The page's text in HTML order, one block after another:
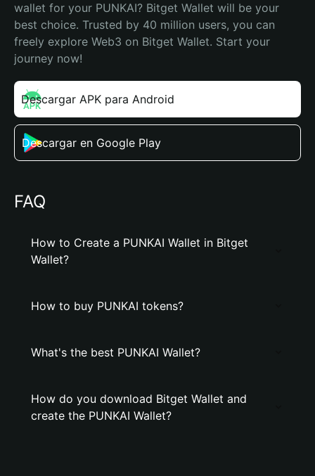
wallet for your PUNKAI? Bitget Wallet will be your
best choice. Trusted by 40 million users, you can
freely explore Web3 on Bitget Wallet. Start your
journey now!
Descargar APK para Android
Descargar en Google Play
FAQ
How to Create a PUNKAI Wallet in Bitget
Wallet?
How to buy PUNKAI tokens?
What's the best PUNKAI Wallet?
How do you download Bitget Wallet and
create the PUNKAI Wallet?